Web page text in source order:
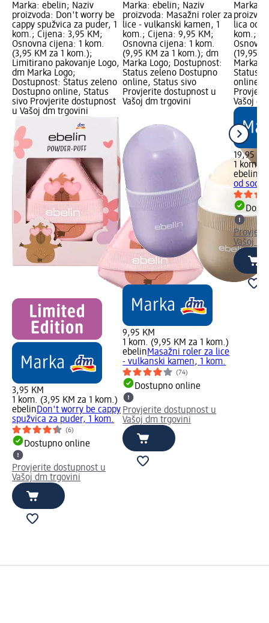
Marka: ebelin; Naziv
proizvoda: Don't worry be
cappy spužvica za puder, 1
kom.; Cijena: 3,95 KM;
Osnovna cijena: 1 kom.
(3,95 KM za 1 kom.);
Limitirano pakovanje Logo,
dm Marka Logo;
Dostupnost: Status zeleno
Dostupno online, Status
sivo Provjerite dostupnost
u Vašoj dm trgovini
3,95 KM
1 kom. (3,95 KM za 1 kom.)
ebelinDon't worry be cappy
spužvica za puder, 1 kom.
(6)
Dostupno online
Provjerite dostupnost u
Vašoj dm trgovini
Marka: ebelin; Naziv
proizvoda: Masažni roler za
lice - vulkanski kamen, 1
kom.; Cijena: 9,95 KM;
Osnovna cijena: 1 kom.
(9,95 KM za 1 kom.); dm
Marka Logo; Dostupnost:
Status zeleno Dostupno
online, Status sivo
Provjerite dostupnost u
Vašoj dm trgovini
9,95 KM
1 kom. (9,95 KM za 1 kom.)
ebelinMasažni roler za lice
- vulkanski kamen, 1 kom.
(74)
Dostupno online
Provjerite dostupnost u
Vašoj dm trgovini
Marka:
lica od
kom.;
(19,95
Marka
Status
online,
Vašoj
19,95 KM
1 kom.
ebelin
od
Vašoj